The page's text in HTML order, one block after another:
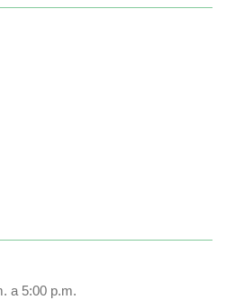
a 5:00 p.m.